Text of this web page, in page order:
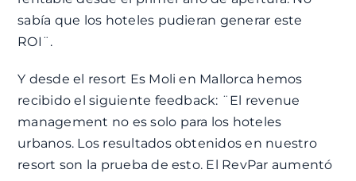
sabía que los hoteles pudieran generar este
ROI¨.
Y desde el resort Es Moli en Mallorca hemos
recibido el siguiente feedback: ¨El revenue
management no es solo para los hoteles
urbanos. Los resultados obtenidos en nuestro
resort son la prueba de esto. El RevPar aumentó